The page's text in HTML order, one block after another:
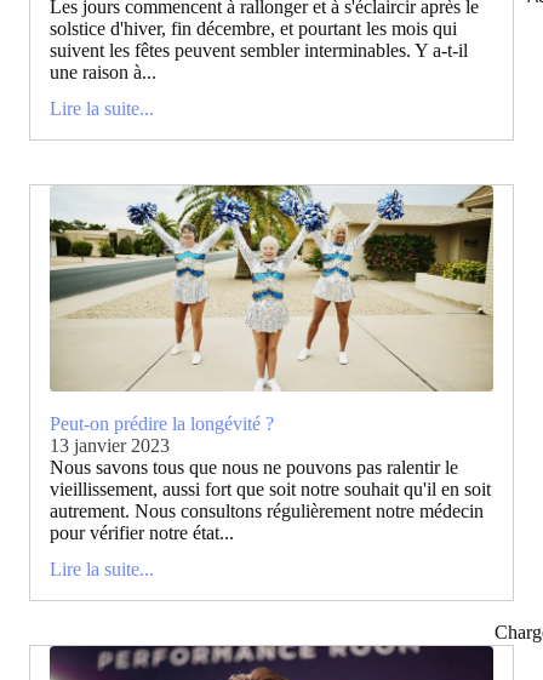
Les jours commencent à rallonger et à s'éclaircir après le
solstice d'hiver, fin décembre, et pourtant les mois qui
suivent les fêtes peuvent sembler interminables. Y a-t-il
une raison à...
Lire la suite...
Peut-on prédire la longévité ?
13 janvier 2023
Nous savons tous que nous ne pouvons pas ralentir le
vieillissement, aussi fort que soit notre souhait qu'il en soit
autrement. Nous consultons régulièrement notre médecin
pour vérifier notre état...
Lire la suite...